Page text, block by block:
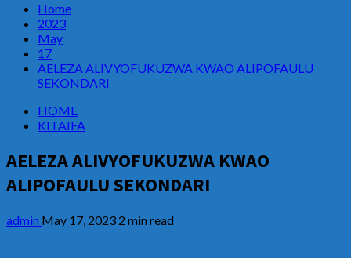
Home
2023
May
17
AELEZA ALIVYOFUKUZWA KWAO ALIPOFAULU
SEKONDARI
HOME
KITAIFA
AELEZA ALIVYOFUKUZWA KWAO
ALIPOFAULU SEKONDARI
admin May 17, 2023 2 min read